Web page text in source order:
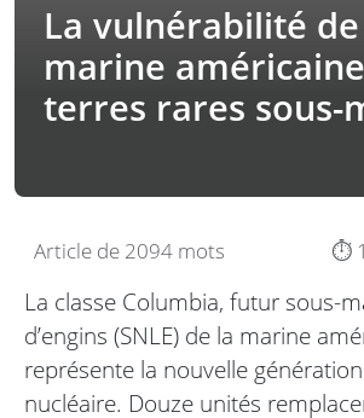
La vulnérabilité
marine
terres rares sous-
Article de 2094 mots ⏱️
La classe Columbia, futur sous-
d’engins (SNLE) de la marine
représente la nouvelle
nucléaire. Douze unités